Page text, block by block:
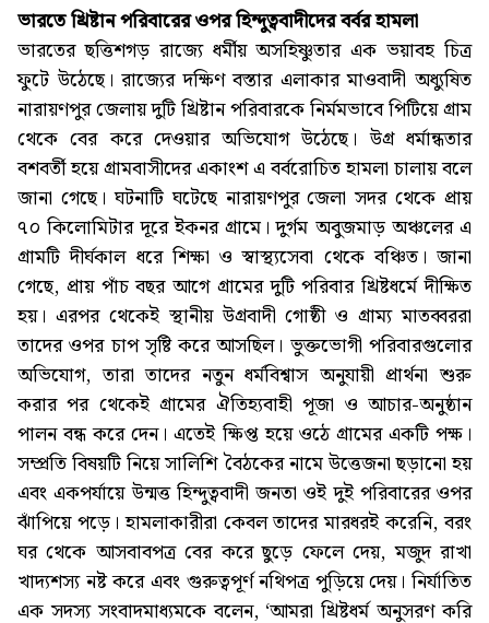
ভারতে খ্রিষ্টান পরিবারের ওপর হিন্দুত্ববাদীদের বর্বর হামলা
ভারতের ছত্তিশগড় রাজ্যে ধর্মীয় অসহিষ্ণুতার এক ভয়াবহ চিত্র
ফুটে উঠেছে। রাজ্যের দক্ষিণ বস্তার এলাকার মাওবাদী অধ্যুষিত
নারায়ণপুর জেলায় দুটি খ্রিষ্টান পরিবারকে নির্মমভাবে পিটিয়ে গ্রাম
থেকে বের করে দেওয়ার অভিযোগ উঠেছে। উগ্র ধর্মান্ধতার
বশবর্তী হয়ে গ্রামবাসীদের একাংশ এ বর্বরোচিত হামলা চালায় বলে
জানা গেছে। ঘটনাটি ঘটেছে নারায়ণপুর জেলা সদর থেকে প্রায়
৭০ কিলোমিটার দূরে ইকনর গ্রামে। দুর্গম অবুজমাড় অঞ্চলের এ
গ্রামটি দীর্ঘকাল ধরে শিক্ষা ও স্বাস্থ্যসেবা থেকে বঞ্চিত। জানা
গেছে, প্রায় পাঁচ বছর আগে গ্রামের দুটি পরিবার খ্রিষ্টধর্মে দীক্ষিত
হয়। এরপর থেকেই স্থানীয় উগ্রবাদী গোষ্ঠী ও গ্রাম্য মাতব্বররা
তাদের ওপর চাপ সৃষ্টি করে আসছিল। ভুক্তভোগী পরিবারগুলোর
অভিযোগ, তারা তাদের নতুন ধর্মবিশ্বাস অনুযায়ী প্রার্থনা শুরু
করার পর থেকেই গ্রামের ঐতিহ্যবাহী পূজা ও আচার-অনুষ্ঠান
পালন বন্ধ করে দেন। এতেই ক্ষিপ্ত হয়ে ওঠে গ্রামের একটি পক্ষ।
সম্প্রতি বিষয়টি নিয়ে সালিশি বৈঠকের নামে উত্তেজনা ছড়ানো হয়
এবং একপর্যায়ে উন্মত্ত হিন্দুত্ববাদী জনতা ওই দুই পরিবারের ওপর
ঝাঁপিয়ে পড়ে। হামলাকারীরা কেবল তাদের মারধরই করেনি, বরং
ঘর থেকে আসবাবপত্র বের করে ছুড়ে ফেলে দেয়, মজুদ রাখা
খাদ্যশস্য নষ্ট করে এবং গুরুত্বপূর্ণ নথিপত্র পুড়িয়ে দেয়। নির্যাতিত
এক সদস্য সংবাদমাধ্যমকে বলেন, ‘আমরা খ্রিষ্টধর্ম অনুসরণ করি